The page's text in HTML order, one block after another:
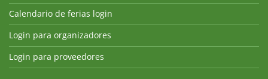
Calendario de ferias login
Login para organizadores
Login para proveedores